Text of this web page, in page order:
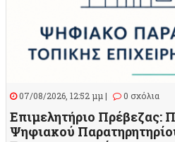
07/08/2026, 12:52 μμ | 0 σχόλια
Επιμελητήριο Πρέβεζας:
Ψηφιακού